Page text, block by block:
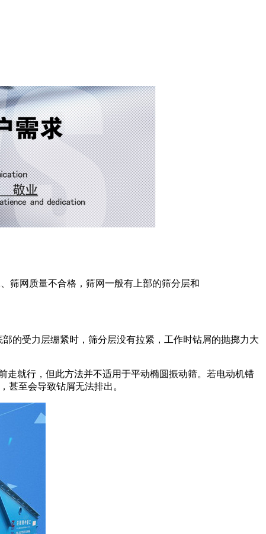
筛网质量不合格，筛网一般有上部的筛分层和
的受力层绷紧时，筛分层没有拉紧，工作时钻屑的抛掷力大
走就行，但此方法并不适用于平动椭圆振动筛。若电动机错
甚至会导致钻屑无法排出。